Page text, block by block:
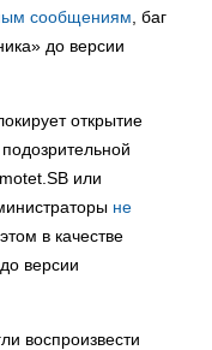
сообщениям, баг
до версии
открытие
или
не
в качестве
версии
воспроизвести